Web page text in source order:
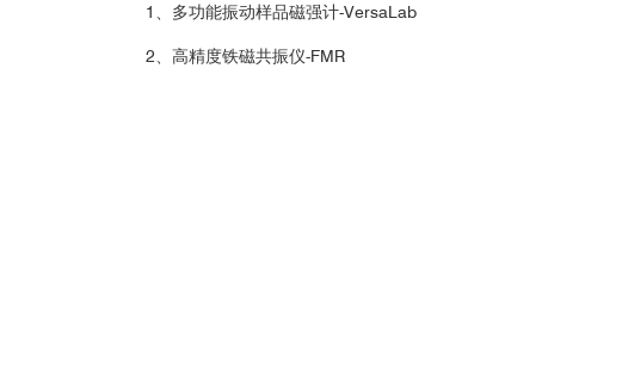
learning Nature Machine Intelligence
1、多功能振动样品磁强计-VersaLab
2、高精度铁磁共振仪-FMR